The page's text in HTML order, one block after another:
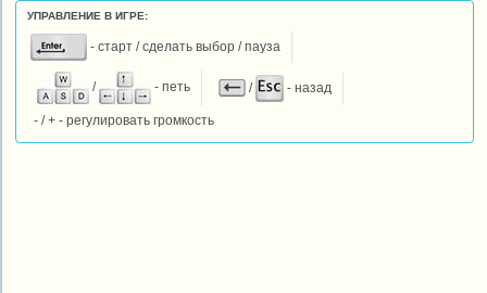
УПРАВЛЕНИЕ В ИГРЕ:
- старт / сделать выбор / пауза
/ - петь / - назад
- / + - регулировать громкость